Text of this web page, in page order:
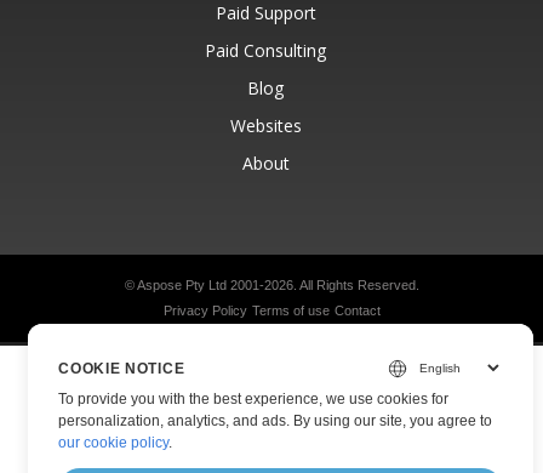
Paid Support
Paid Consulting
Blog
Websites
About
© Aspose Pty Ltd 2001-2026. All Rights Reserved.
Privacy Policy Terms of use Contact
COOKIE NOTICE
To provide you with the best experience, we use cookies for
personalization, analytics, and ads. By using our site, you agree to
our cookie policy.